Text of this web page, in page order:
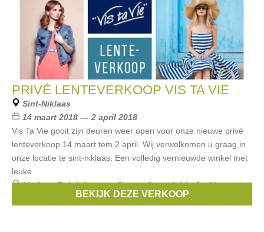
PRIVÉ LENTEVERKOOP VIS TA VIE
Sint-Niklaas
14 maart 2018 --- 2 april 2018
Vis Ta Vie gooit zijn deuren weer open voor onze nieuwe privé
lenteverkoop 14 maart tem 2 april. Wij verwelkomen u graag in
onze locatie te sint-niklaas. Een volledig vernieuwde winkel met
leuke
Merken:Ralph Lauren,Guess,Armani,Liu Jo,Hugo
BEKIJK DEZE VERKOOP